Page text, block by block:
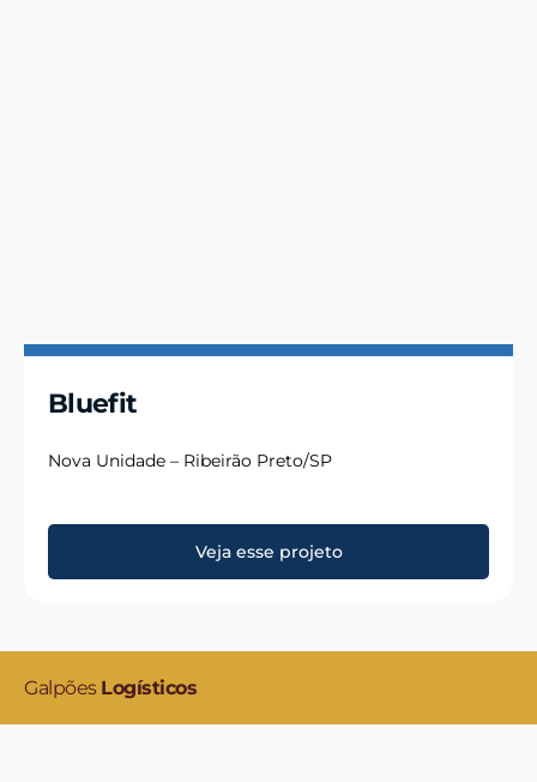
Bluefit
Nova Unidade – Ribeirão Preto/SP
Veja esse projeto
Galpões Logísticos